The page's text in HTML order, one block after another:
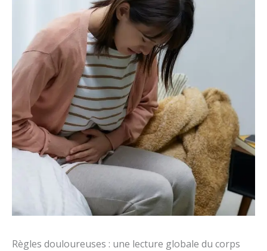
Règles douloureuses : une lecture globale du corps